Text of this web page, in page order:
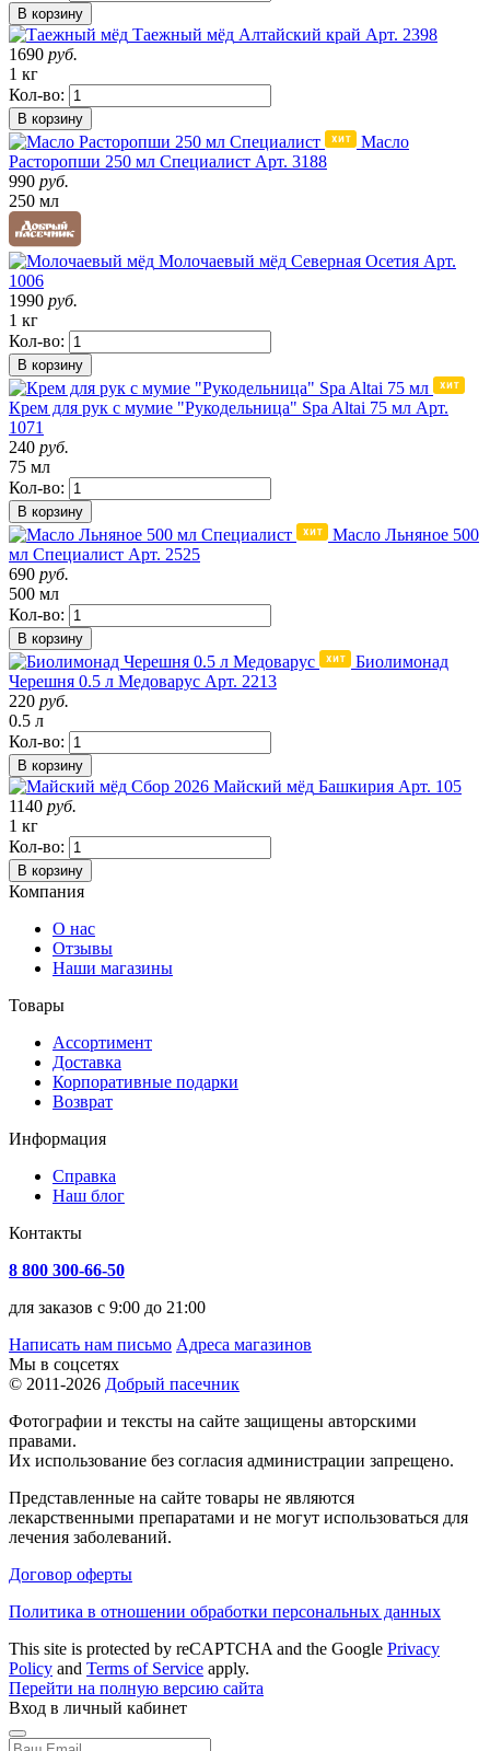
В корзину
Таежный мёд Алтайский край Арт. 2398
1690 руб.
1 кг
Кол-во:
В корзину
Масло
Расторопши 250 мл Специалист Арт. 3188
990 руб.
250 мл
Молочаевый мёд Северная Осетия Арт.
1006
1990 руб.
1 кг
Кол-во:
В корзину
Крем для рук с мумие "Рукодельница" Spa Altai 75 мл Арт.
1071
240 руб.
75 мл
Кол-во:
В корзину
Масло Льняное 500
мл Специалист Арт. 2525
690 руб.
500 мл
Кол-во:
В корзину
Биолимонад
Черешня 0.5 л Медоварус Арт. 2213
220 руб.
0.5 л
Кол-во:
В корзину
Сбор 2026 Майский мёд Башкирия Арт. 105
1140 руб.
1 кг
Кол-во:
В корзину
Компания
О нас
Отзывы
Наши магазины
Товары
Ассортимент
Доставка
Корпоративные подарки
Возврат
Информация
Справка
Наш блог
Контакты
8 800 300-66-50
для заказов с 9:00 до 21:00
Написать нам письмо Адреса магазинов
Мы в соцсетях
© 2011-2026 Добрый пасечник
Фотографии и тексты на сайте защищены авторскими
правами.
Их использование без согласия администрации запрещено.
Представленные на сайте товары не являются
лекарственными препаратами и не могут использоваться для
лечения заболеваний.
Договор оферты
Политика в отношении обработки персональных данных
This site is protected by reCAPTCHA and the Google Privacy
Policy and Terms of Service apply.
Перейти на полную версию сайта
Вход в личный кабинет